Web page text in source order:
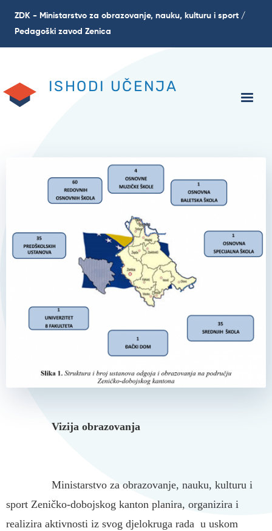
ZDK - Ministarstvo za obrazovanje, nauku, kulturu i sport /
Pedagoški zavod Zenica
ISHODI UČENJA
Vizija obrazovanja
Ministarstvo za obrazovanje, nauku, kulturu i
sport Zeničko-dobojskog kanton planira, organizira i
realizira aktivnosti iz svog djelokruga rada u uskom